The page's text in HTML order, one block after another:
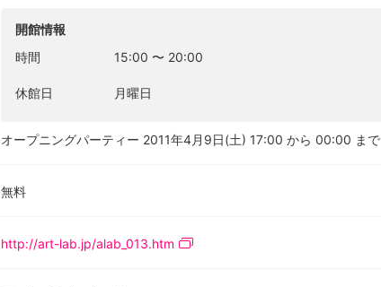
開館情報
時間
15:00 〜 20:00
休館日 月曜日
オープニングパーティー 2011年4月9日(土) 17:00 から 00:00 まで
無料
http://art-lab.jp/alab_013.htm